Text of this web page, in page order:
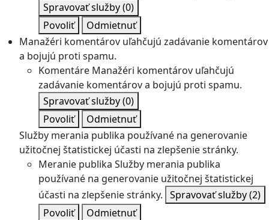
Spravovať služby(0)
Povoliť
Odmietnuť
Manažéri komentárov uľahčujú zadávanie komentárov
a bojujú proti spamu.
Komentáre Manažéri komentárov uľahčujú
zadávanie komentárov a bojujú proti spamu.
Spravovať služby(0)
Povoliť
Odmietnuť
Služby merania publika používané na generovanie
užitočnej štatistickej účasti na zlepšenie stránky.
Meranie publika Služby merania publika
používané na generovanie užitočnej štatistickej
účasti na zlepšenie stránky. Spravovať služby(2)
Povoliť
Odmietnuť